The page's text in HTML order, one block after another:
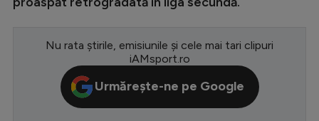
Europa League
Conference League
CM 2026
Nu rata știrile, emisiunile și cele mai tari clipuri
iAMsport.ro
Urmărește-ne pe Google